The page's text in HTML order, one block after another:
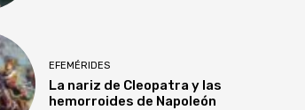
EFEMÉRIDES
La nariz de Cleopatra y las
hemorroides de Napoleón